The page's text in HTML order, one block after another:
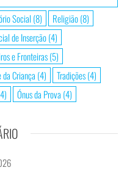
Social (8) Religião(8)
de Inserção(4)
e Fronteiras(5)
Criança (4) Tradições(4)
Ónus da Prova (4)